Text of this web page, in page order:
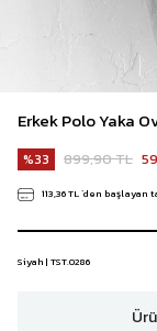
Erkek Polo Yaka
33 899,90 TL
113,36 TL`den başlayan
Siyah | TST.0286